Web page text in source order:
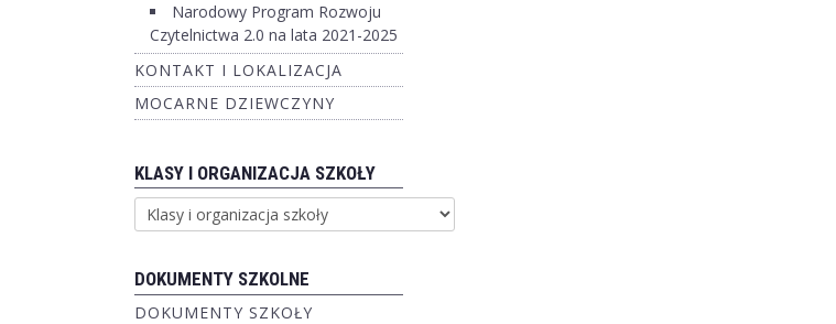
Narodowy Program Rozwoju
Czytelnictwa 2.0 na lata 2021-2025
KONTAKT I LOKALIZACJA
MOCARNE DZIEWCZYNY
KLASY I ORGANIZACJA SZKOŁY
DOKUMENTY SZKOLNE
DOKUMENTY SZKOŁY